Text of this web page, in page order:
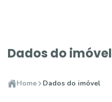
Dados do imóvel
Home Dados do imóvel